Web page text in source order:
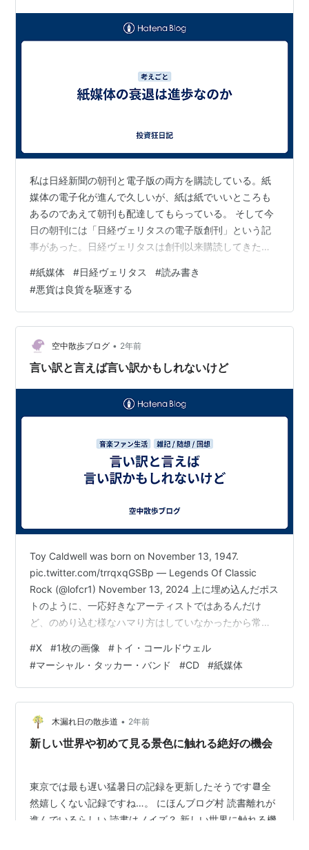
私は日経新聞の朝刊と電子版の両方を購読している。紙
媒体の電子化が進んで久しいが、紙は紙でいいところも
あるのであえて朝刊も配達してもらっている。 そして今
日の朝刊には「日経ヴェリタスの電子版創刊」という記
事があった。日経ヴェリタスは創刊以来購読してきた
流れには抗えない。ゴミ置き場に新聞紙の束を見かける
ことはほとんどなくなってしまった。 これを機に日経新
聞の朝刊はやめて電子版に一本化しようかと考えてい
る。 電子化されることのメリットはたくさんあるが、逆
にデメリットとなることはなんだろう。 情報のスピード
という点ではデジタル化されたほうがいい。でも…
#紙媒体 #日経ヴェリタス #読み書き
#悪貨は良貨を駆逐する
空中散歩ブログ • 2年前
言い訳と言えば言い訳かもしれないけど
Toy Caldwell was born on November 13, 1947.
pic.twitter.com/trrqxqGSBp — Legends Of Classic
Rock (@lofcr1) November 13, 2024 上に埋め込んだポス
トのように、一応好きなアーティストではあるんだけ
ど、のめり込む様なハマり方はしていなかったから常に
ーティストがふとXタイムラインに登場すると驚くと同時
にやたら嬉しくなってしまうものですな。 Toy Caldwell
/ トイ・コールドウェルは主に1970年代に大活躍をした
カントリー…
#X #1枚の画像 # トイ・コールドウェル
#マーシャル・タッカー・バンド #CD #紙媒体
木漏れ日の散歩道 • 2年前
新しい世界や初めて見る景色に触れる絶好の機会